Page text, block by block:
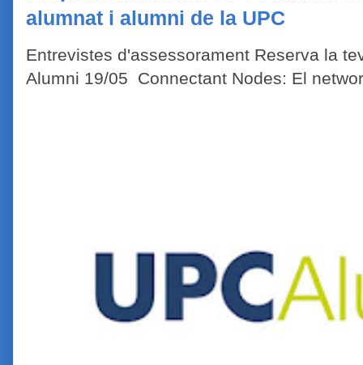
alumnat i alumni de la UPC
Entrevistes d'assessorament Reserva la
Alumni 19/05 Connectant Nodes: El